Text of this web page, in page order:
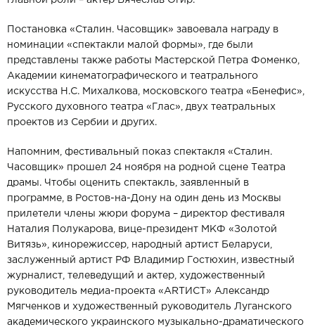
Постановка «Сталин. Часовщик» завоевала награду в
номинации «спектакли малой формы», где были
представлены также работы Мастерской Петра Фоменко,
Академии кинематографического и театрального
искусства Н.С. Михалкова, московского театра «Бенефис»,
Русского духовного театра «Глас», двух театральных
проектов из Сербии и других.
Напомним, фестивальный показ спектакля «Сталин.
Часовщик» прошел 24 ноября на родной сцене Театра
драмы. Чтобы оценить спектакль, заявленный в
программе, в Ростов-на-Дону на один день из Москвы
прилетели члены жюри форума – директор фестиваля
Наталия Полукарова, вице-президент МКФ «Золотой
Витязь», кинорежиссер, народный артист Беларуси,
заслуженный артист РФ Владимир Гостюхин, известный
журналист, телеведущий и актер, художественный
руководитель медиа-проекта «АRТИСТ» Александр
Мягченков и художественный руководитель Луганского
академического украинского музыкально-драматического